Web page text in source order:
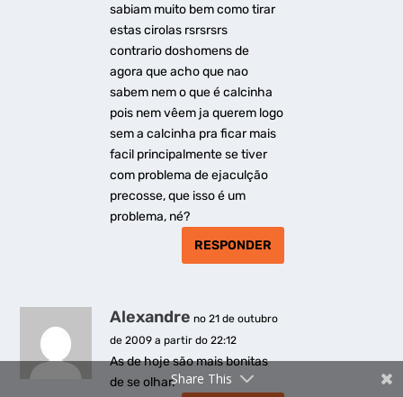
sabiam muito bem como tirar
estas cirolas rsrsrsrs
contrario doshomens de
agora que acho que nao
sabem nem o que é calcinha
pois nem vêem ja querem logo
sem a calcinha pra ficar mais
facil principalmente se tiver
com problema de ejaculção
precosse, que isso é um
problema, né?
RESPONDER
Alexandre no 21 de outubro
de 2009 a partir do 22:12
As de hoje são mais bonitas
de se olhar.Share This